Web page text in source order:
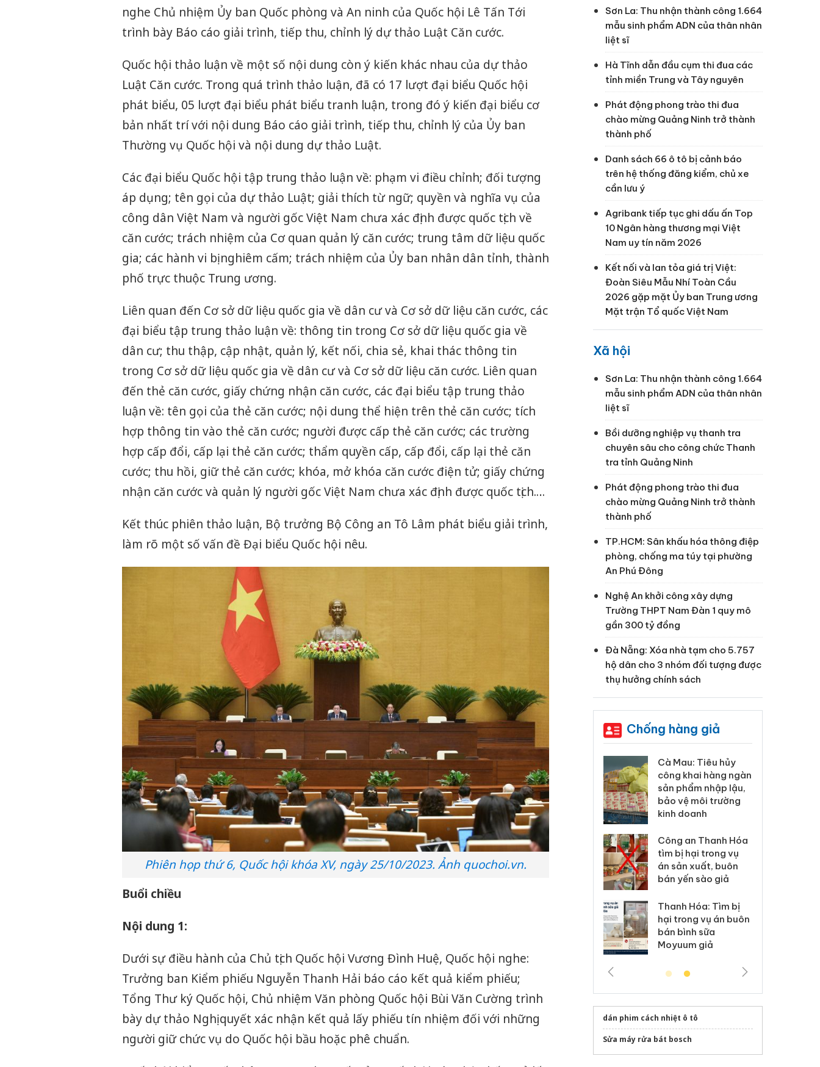
nghe Chủ nhiệm Ủy ban Quốc phòng và An ninh của Quốc hội Lê Tấn Tới
trình bày Báo cáo giải trình, tiếp thu, chỉnh lý dự thảo Luật Căn cước.
Quốc hội thảo luận về một số nội dung còn ý kiến khác nhau của dự thảo
Luật Căn cước. Trong quá trình thảo luận, đã có 17 lượt đại biểu Quốc hội
phát biểu, 05 lượt đại biểu phát biểu tranh luận, trong đó ý kiến đại biểu cơ
bản nhất trí với nội dung Báo cáo giải trình, tiếp thu, chỉnh lý của Ủy ban
Thường vụ Quốc hội và nội dung dự thảo Luật.
Các đại biểu Quốc hội tập trung thảo luận về: phạm vi điều chỉnh; đối tượng
áp dụng; tên gọi của dự thảo Luật; giải thích từ ngữ; quyền và nghĩa vụ của
công dân Việt Nam và người gốc Việt Nam chưa xác định được quốc tịch về
căn cước; trách nhiệm của Cơ quan quản lý căn cước; trung tâm dữ liệu quốc
gia; các hành vi bị nghiêm cấm; trách nhiệm của Ủy ban nhân dân tỉnh, thành
phố trực thuộc Trung ương.
Liên quan đến Cơ sở dữ liệu quốc gia về dân cư và Cơ sở dữ liệu căn cước, các
đại biểu tập trung thảo luận về: thông tin trong Cơ sở dữ liệu quốc gia về
dân cư; thu thập, cập nhật, quản lý, kết nối, chia sẻ, khai thác thông tin
trong Cơ sở dữ liệu quốc gia về dân cư và Cơ sở dữ liệu căn cước. Liên quan
đến thẻ căn cước, giấy chứng nhận căn cước, các đại biểu tập trung thảo
luận về: tên gọi của thẻ căn cước; nội dung thể hiện trên thẻ căn cước; tích
hợp thông tin vào thẻ căn cước; người được cấp thẻ căn cước; các trường
hợp cấp đổi, cấp lại thẻ căn cước; thẩm quyền cấp, cấp đổi, cấp lại thẻ căn
cước; thu hồi, giữ thẻ căn cước; khóa, mở khóa căn cước điện tử; giấy chứng
nhận căn cước và quản lý người gốc Việt Nam chưa xác định được quốc tịch.…
Kết thúc phiên thảo luận, Bộ trưởng Bộ Công an Tô Lâm phát biểu giải trình,
làm rõ một số vấn đề Đại biểu Quốc hội nêu.
Phiên họp thứ 6, Quốc hội khóa XV, ngày 25/10/2023. Ảnh quochoi.vn.
Buổi chiều
Nội dung 1:
Dưới sự điều hành của Chủ tịch Quốc hội Vương Đình Huệ, Quốc hội nghe:
Trưởng ban Kiểm phiếu Nguyễn Thanh Hải báo cáo kết quả kiểm phiếu;
Tổng Thư ký Quốc hội, Chủ nhiệm Văn phòng Quốc hội Bùi Văn Cường trình
bày dự thảo Nghị quyết xác nhận kết quả lấy phiếu tín nhiệm đối với những
người giữ chức vụ do Quốc hội bầu hoặc phê chuẩn.
Sơn La: Thu nhận thành công 1.664
mẫu sinh phẩm ADN của thân nhân
liệt sĩ
Hà Tĩnh dẫn đầu cụm thi đua các
tỉnh miền Trung và Tây nguyên
Phát động phong trào thi đua
chào mừng Quảng Ninh trở thành
thành phố
Danh sách 66 ô tô bị cảnh báo
trên hệ thống đăng kiểm, chủ xe
cần lưu ý
Agribank tiếp tục ghi dấu ấn Top
10 Ngân hàng thương mại Việt
Nam uy tín năm 2026
Kết nối và lan tỏa giá trị Việt:
Đoàn Siêu Mẫu Nhí Toàn Cầu
2026 gặp mặt Ủy ban Trung ương
Mặt trận Tổ quốc Việt Nam
Xã hội
Sơn La: Thu nhận thành công 1.664
mẫu sinh phẩm ADN của thân nhân
liệt sĩ
Bồi dưỡng nghiệp vụ thanh tra
chuyên sâu cho công chức Thanh
tra tỉnh Quảng Ninh
Phát động phong trào thi đua
chào mừng Quảng Ninh trở thành
thành phố
TP.HCM: Sân khấu hóa thông điệp
phòng, chống ma túy tại phường
An Phú Đông
Nghệ An khởi công xây dựng
Trường THPT Nam Đàn 1 quy mô
gần 300 tỷ đồng
Đà Nẵng: Xóa nhà tạm cho 5.757
hộ dân cho 3 nhóm đối tượng được
thụ hưởng chính sách
Chống hàng giả
Cà Mau: Tiêu hủy
công khai hàng ngàn
sản phẩm nhập lậu,
bảo vệ môi trường
kinh doanh
Công an Thanh Hóa
tìm bị hại trong vụ
án sản xuất, buôn
Khẩn trương xác
minh, xử lý sản phẩm
Slimaura Care x3 sử
dụng giấy phép giả
mạo
Lào Cai xử lý 83 vụ vi
phạm thương mại
trong tháng 7
Hưng Yên: Xử lý 6 hộ
kinh doanh bán hàng
giả mạo nhãn hiệu
Adidas, Nike
dán phim cách nhiệt ô tô
Sửa máy rửa bát bosch